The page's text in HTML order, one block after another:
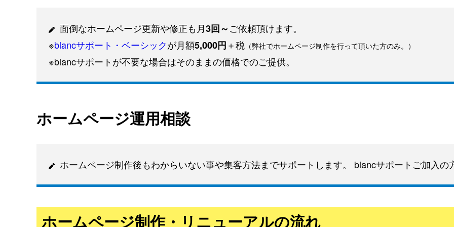
面倒なホームページ更新や修正も月3回～ご依頼頂けます。
※blancサポート・ベーシックが月額5,000円＋税 （弊社でホームページ制作を行って頂いた方のみ。）
※blancサポートが不要な場合はそのままの価格でのご提供。
ホームページ運用相談
ホームページ制作後もわからいない事や集客方法までサポートします。 blancサポートご加入の
ホームページ制作・ リニューアルの流れ